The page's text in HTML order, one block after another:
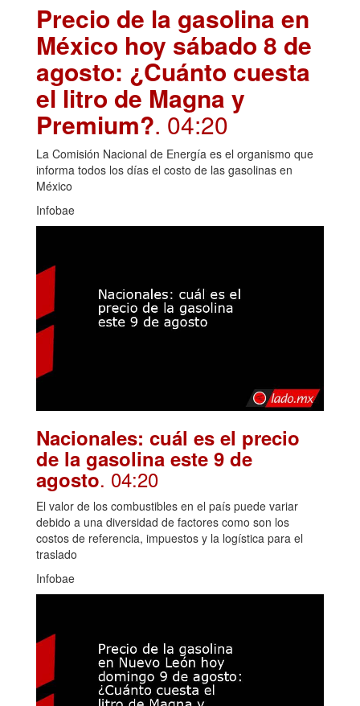
Precio de la gasolina en
México hoy sábado 8 de
agosto: ¿Cuánto cuesta
el litro de Magna y
Premium?. 04:20
La Comisión Nacional de Energía es el organismo que
informa todos los días el costo de las gasolinas en
México
Infobae
Nacionales: cuál es el precio
de la gasolina este 9 de
agosto. 04:20
El valor de los combustibles en el país puede variar
debido a una diversidad de factores como son los
costos de referencia, impuestos y la logística para el
traslado
Infobae